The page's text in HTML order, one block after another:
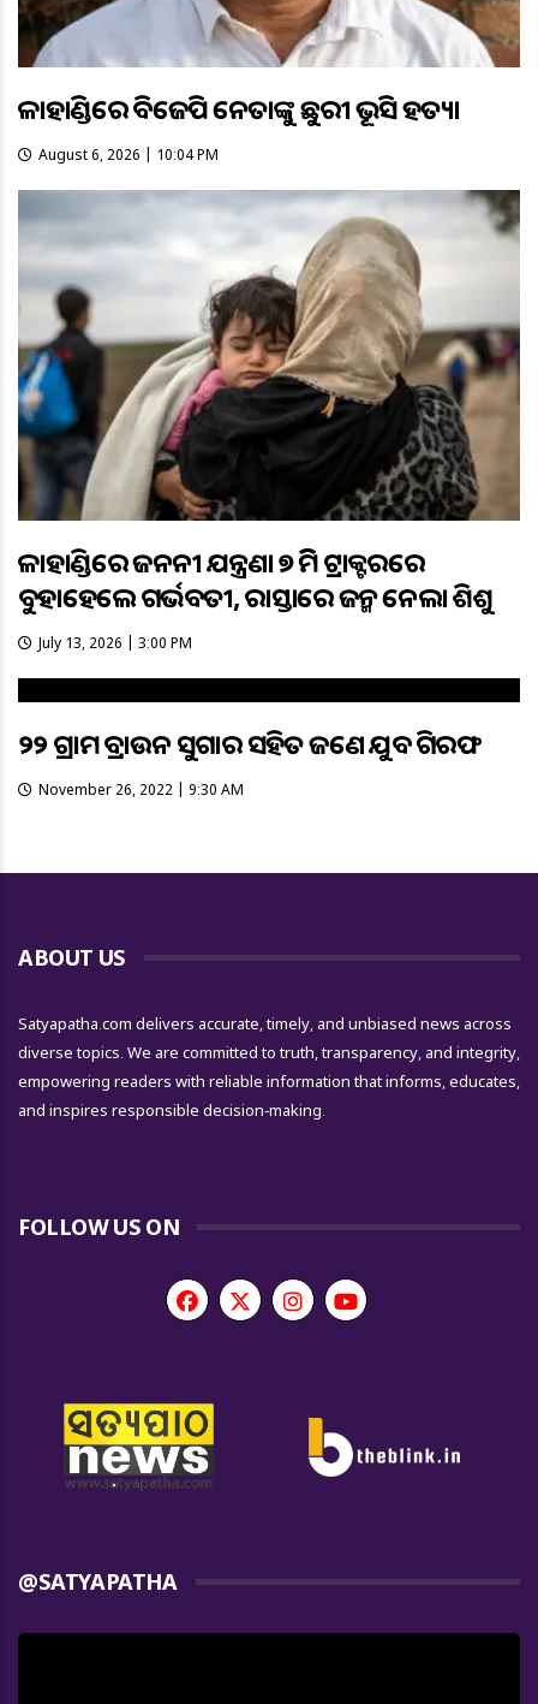
କଳାହାଣ୍ଡିରେ ବିଜେପି ନେତାଙ୍କୁ ଛୁରୀ ଭୂସି ହତ୍ୟା
August 6, 2026 | 10:04 PM
କଳାହାଣ୍ଡିରେ ଜନନୀ ଯନ୍ତ୍ରଣା ୭ କିମି ଟ୍ରାକ୍ଟରରେ
ବୁହାହେଲେ ଗର୍ଭବତୀ, ରାସ୍ତାରେ ଜନ୍ମ ନେଲା ଶିଶୁ
July 13, 2026 | 3:00 PM
୨୨ ଗ୍ରାମ ବ୍ରାଉନ ସୁଗାର ସହିତ ଜଣେ ଯୁବକ ଗିରଫ
November 26, 2022 | 9:30 AM
ABOUT US
Satyapatha.com delivers accurate, timely, and unbiased news across
diverse topics. We are committed to truth, transparency, and integrity,
empowering readers with reliable information that informs, educates,
and inspires responsible decision-making.
FOLLOW US ON
@SATYAPATHA